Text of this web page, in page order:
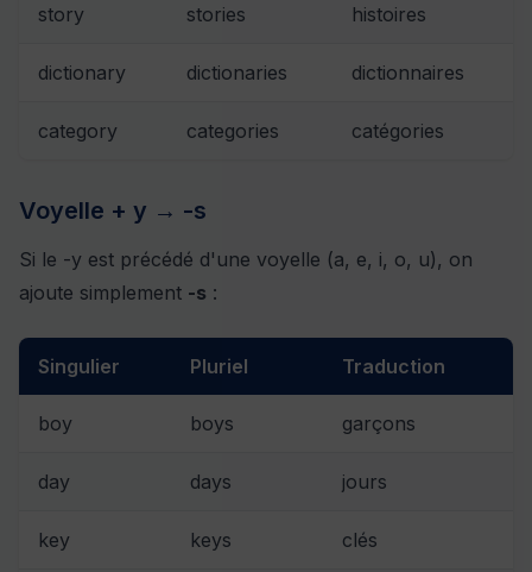
story stories histoires
dictionary dictionaries dictionnaires
category categories catégories
Voyelle + y → -s
Si le -y est précédé d'une voyelle (a, e, i, o, u), on
ajoute simplement -s :
Singulier Pluriel Traduction
boy boys garçons
day days jours
key keys clés